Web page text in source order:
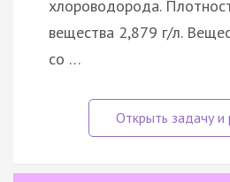
хлороводорода.
вещества 2,879 г/л.
со …